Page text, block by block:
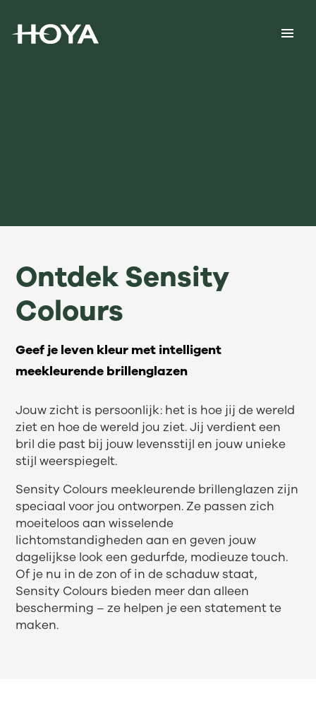
Ontdek Sensity
Colours
Geef je leven kleur met intelligent
meekleurende brillenglazen
Jouw zicht is persoonlijk: het is hoe jij de wereld
ziet en hoe de wereld jou ziet. Jij verdient een
bril die past bij jouw levensstijl en jouw unieke
stijl weerspiegelt.
Sensity Colours meekleurende brillenglazen zijn
speciaal voor jou ontworpen. Ze passen zich
moeiteloos aan wisselende
lichtomstandigheden aan en geven jouw
dagelijkse look een gedurfde, modieuze touch.
Of je nu in de zon of in de schaduw staat,
Sensity Colours bieden meer dan alleen
bescherming – ze helpen je een statement te
maken.